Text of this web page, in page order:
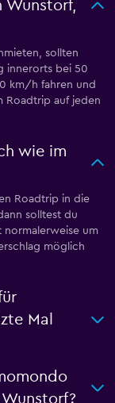
sollten
innerorts bei 50
km/h fahren und
Roadtrip auf jeden
wie im
Roadtrip in die
solltest du
normalerweise um
möglich
Mal